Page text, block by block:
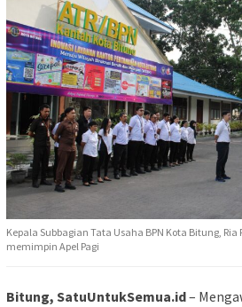
Kepala Subbagian Tata Usaha BPN Kota Bitung, Ria
memimpin Apel Pagi
Bitung, SatuUntukSemua.id–